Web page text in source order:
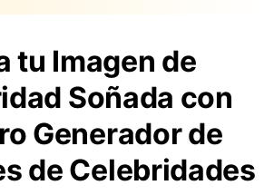
tu Imagen de
Soñada con
Generador de
de Celebridades